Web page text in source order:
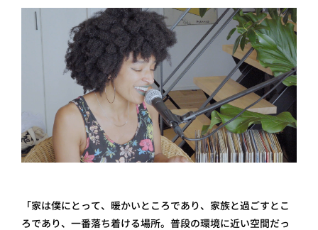
「家は僕にとって、暖かいところであり、家族と過ごすとこ
ろであり、一番落ち着ける場所。普段の環境に近い空間だっ